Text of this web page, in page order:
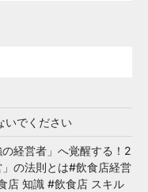
いでください
の経営者」へ覚醒する！2
の法則とは#飲食店経営
店 知識 #飲食店 スキル